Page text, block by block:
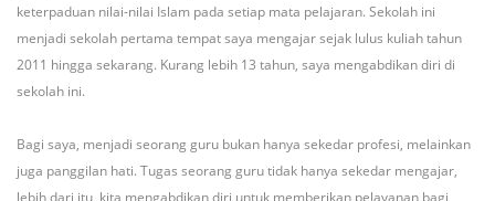
keterpaduan nilai-nilai Islam pada setiap mata pelajaran. Sekolah ini
menjadi sekolah pertama tempat saya mengajar sejak lulus kuliah tahun
2011 hingga sekarang. Kurang lebih 13 tahun, saya mengabdikan diri di
sekolah ini.
Bagi saya, menjadi seorang guru bukan hanya sekedar profesi, melainkan
juga panggilan hati. Tugas seorang guru tidak hanya sekedar mengajar,
lebih dari itu, kita mengabdikan diri untuk memberikan pelayanan bagi